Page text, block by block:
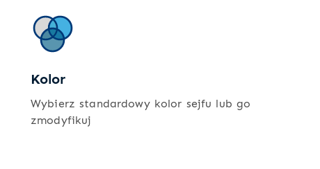
Kolor
Wybierz standardowy kolor sejfu lub go
zmodyfikuj